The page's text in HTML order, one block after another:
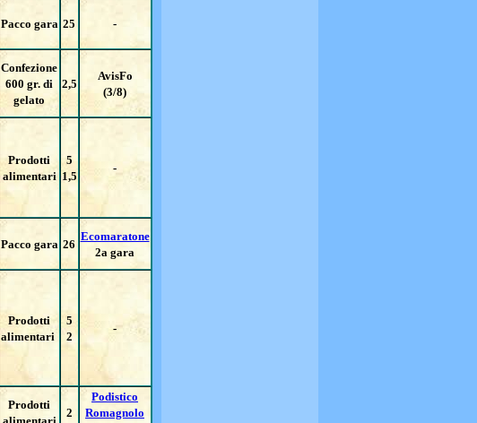
Pacco gara 25 -
Confezione
600 gr. di
gelato
2,5
AvisFo
(3/8)
Prodotti
alimentari
5
1,5
-
Pacco gara 26
Ecomaratone
2a gara
Prodotti
alimentari
5
2
-
Prodotti
2
Podistico
Romagnolo